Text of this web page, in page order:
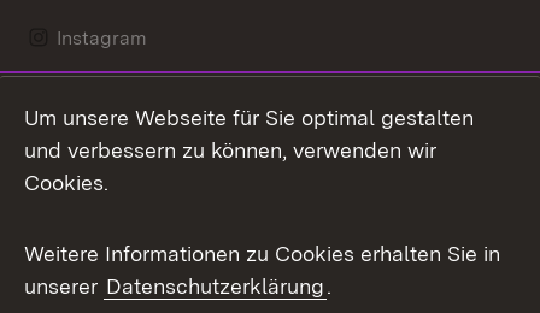
Instagram
Mastodon
Messenger
Social Wall
X / Twitter
Um unsere Webseite für Sie optimal gestalten
und verbessern zu können, verwenden wir
Cookies.
Weitere Informationen zu Cookies erhalten Sie in
unserer Datenschutzerklärung.